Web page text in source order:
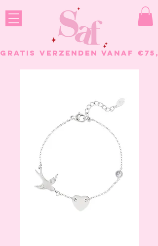
GRATIS VERZENDEN VANAF